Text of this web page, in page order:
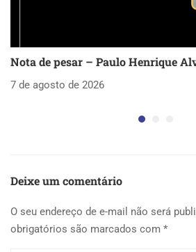
Nota de pesar – Paulo Henrique
7 de agosto de 2026
Deixe um comentário
O seu endereço de e-mail não será
obrigatórios são marcados com *